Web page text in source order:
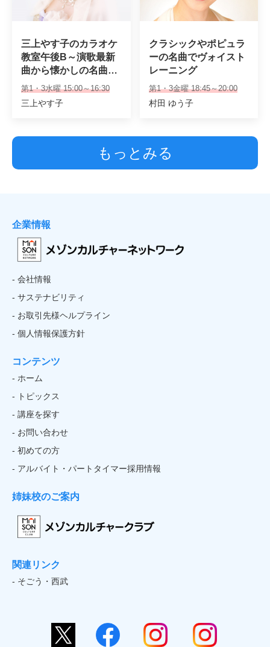
三上やす子のカラオケ
教室午後B～演歌最新
曲から懐かしの名曲・
話題曲まで～
第1・3水曜 15:00～16:30
三上やす子
クラシックやポピュラ
ーの名曲でヴォイスト
レーニング
第1・3金曜 18:45～20:00
村田 ゆう子
もっとみる
企業情報
- 会社情報
- サステナビリティ
- お取引先様ヘルプライン
- 個人情報保護方針
コンテンツ
- ホーム
- トピックス
- 講座を探す
- お問い合わせ
- 初めての方
- アルバイト・パートタイマー採用情報
姉妹校のご案内
関連リンク
- そごう・西武